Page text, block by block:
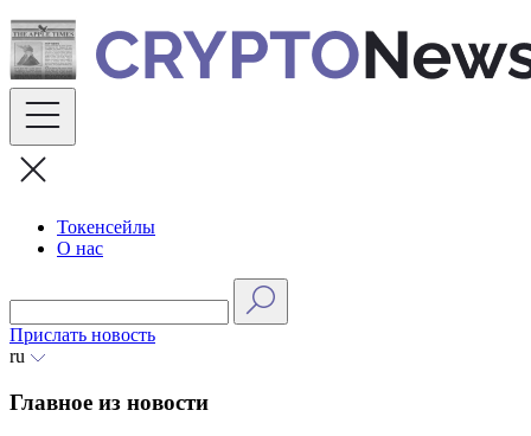
Skip
to
content
Токенсейлы
О нас
Прислать новость
ru
Главное из новости